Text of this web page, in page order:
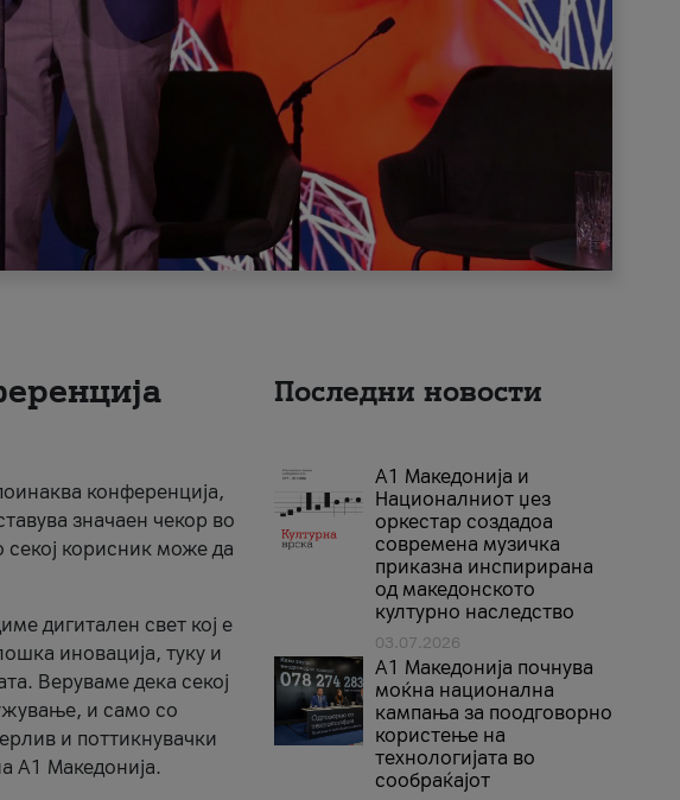
конференција,
значаен чекор во
секој корисник може да
дигитален свет кој е
иновација, туку и
Веруваме дека секој
и само со
и поттикнувачки
А1 Македонија.
Последни новости
А1 Македонија и
Националниот џез
оркестар создадоа
современа музичка
приказна инспирирана
од македонското
културно наследство
03.07.2026
A1 Македонија почнува
моќна национална
кампања за поодговорно
користење на
технологијата во
сообраќајот